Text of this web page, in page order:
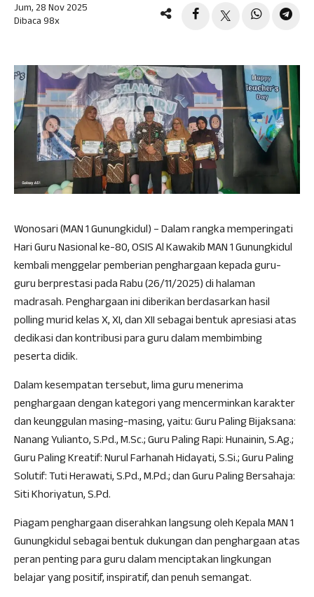
Jum, 28 Nov 2025
Dibaca 98x
Wonosari (MAN 1 Gunungkidul) – Dalam rangka memperingati
Hari Guru Nasional ke-80, OSIS Al Kawakib MAN 1 Gunungkidul
kembali menggelar pemberian penghargaan kepada guru-
guru berprestasi pada Rabu (26/11/2025) di halaman
madrasah. Penghargaan ini diberikan berdasarkan hasil
polling murid kelas X, XI, dan XII sebagai bentuk apresiasi atas
dedikasi dan kontribusi para guru dalam membimbing
peserta didik.
Dalam kesempatan tersebut, lima guru menerima
penghargaan dengan kategori yang mencerminkan karakter
dan keunggulan masing-masing, yaitu: Guru Paling Bijaksana:
Nanang Yulianto, S.Pd., M.Sc.; Guru Paling Rapi: Hunainin, S.Ag.;
Guru Paling Kreatif: Nurul Farhanah Hidayati, S.Si.; Guru Paling
Solutif: Tuti Herawati, S.Pd., M.Pd.; dan Guru Paling Bersahaja:
Siti Khoriyatun, S.Pd.
Piagam penghargaan diserahkan langsung oleh Kepala MAN 1
Gunungkidul sebagai bentuk dukungan dan penghargaan atas
peran penting para guru dalam menciptakan lingkungan
belajar yang positif, inspiratif, dan penuh semangat.